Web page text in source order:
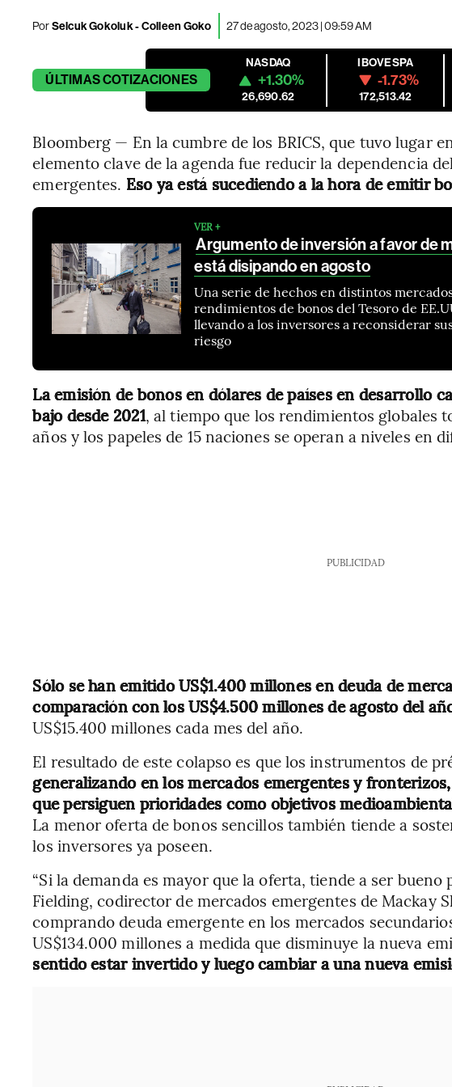
PorSelcuk Gokoluk - Colleen Goko 27 de agosto, 2023 | 09:59 AM
ÚLTIMASCOTIZACIONES
NASDAQ
+1.30%
26,690.62
IBOVESPA
-1.73%
172,513.42
Bloomberg — En la cumbre de los BRICS, que tuvo lugar
elemento clave de la agenda fue reducir la dependencia
emergentes. Eso ya está sucediendo a la hora de emitir
VER +
Argumento de inversión a favor de
está disipando en agosto
Una serie de hechos en distintos
rendimientos de bonos del Tesoro de
llevando a los inversores a reconsiderar
riesgo
La emisión de bonos en dólares de países en desarrollo
bajo desde 2021, al tiempo que los rendimientos globales
años y los papeles de 15 naciones se operan a niveles en
PUBLICIDAD
Sólo se han emitido US$1.400 millones en deuda de
comparación con los US$4.500 millones de agosto del
US$15.400 millones cada mes del año.
El resultado de este colapso es que los instrumentos de
generalizando en los mercados emergentes y
que persiguen prioridades como objetivos
La menor oferta de bonos sencillos también tiende a
los inversores ya poseen.
“Si la demanda es mayor que la oferta, tiende a ser bueno
Fielding, codirector de mercados emergentes de Mackay
comprando deuda emergente en los mercados
US$134.000 millones a medida que disminuye la nueva
sentido estar invertido y luego cambiar a una nueva